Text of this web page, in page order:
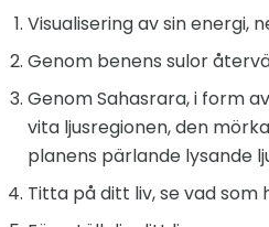
Visualisering av sin energi,
Genom benens sulor
Genom Sahasrara, i form
vita ljusregionen, den
planens pärlande lysande
Titta på ditt liv, se vad som